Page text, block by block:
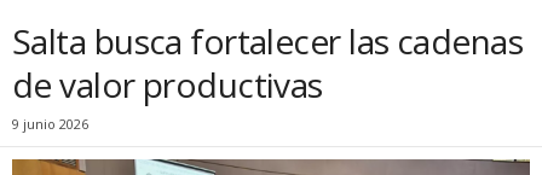
Salta busca fortalecer las cadenas
de valor productivas
9 junio 2026